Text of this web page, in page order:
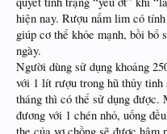
hiện nay. Rượu nấm lim có
giúp cơ thể khỏe mạnh, bồi bổ
ngày.
Người dùng sử dụng khoảng
với 1 lít rượu trong hũ thủy
tháng thì có thể sử dụng
đương với 1 chén nhỏ, uống